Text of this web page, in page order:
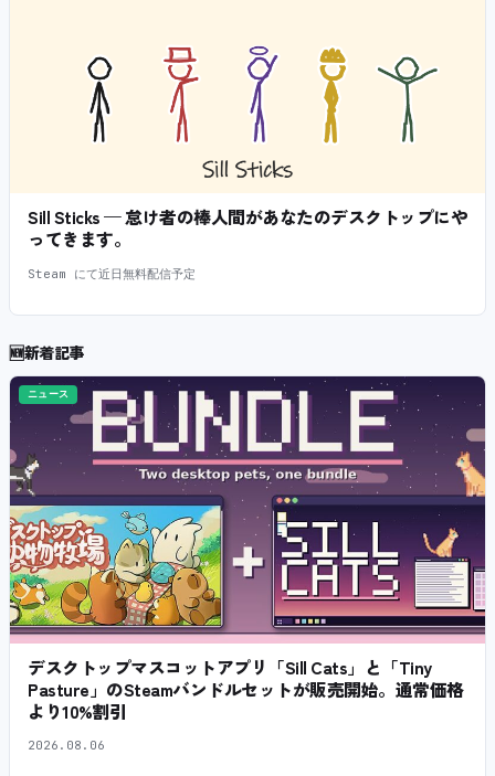
Sill Sticks — 怠け者の棒人間があなたのデスクトップにや
ってきます。
Steam にて近日無料配信予定
🆕新着記事
ニュース
デスクトップマスコットアプリ「Sill Cats」と「Tiny
Pasture」のSteamバンドルセットが販売開始。通常価格
より10%割引
2026.08.06